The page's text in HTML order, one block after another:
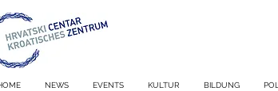
NEWS EVENTS KULTUR BILDUNG